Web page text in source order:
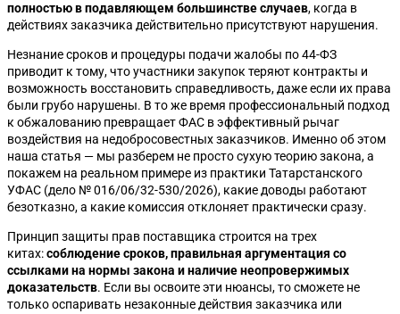
полностью в подавляющем большинстве случаев, когда в
действиях заказчика действительно присутствуют нарушения.
Незнание сроков и процедуры подачи жалобы по 44-ФЗ
приводит к тому, что участники закупок теряют контракты и
возможность восстановить справедливость, даже если их права
были грубо нарушены. В то же время профессиональный подход
к обжалованию превращает ФАС в эффективный рычаг
воздействия на недобросовестных заказчиков. Именно об этом
наша статья — мы разберем не просто сухую теорию закона, а
покажем на реальном примере из практики Татарстанского
УФАС (дело № 016/06/32-530/2026), какие доводы работают
безотказно, а какие комиссия отклоняет практически сразу.
Принцип защиты прав поставщика строится на трех
китах:соблюдение сроков, правильная аргументация со
ссылками на нормы закона и наличие неопровержимых
доказательств. Если вы освоите эти нюансы, то сможете не
только оспаривать незаконные действия заказчика или